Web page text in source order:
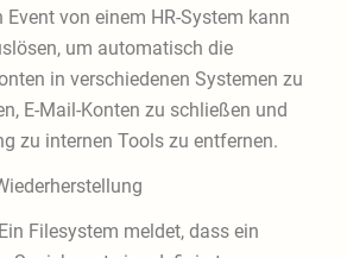
Event von einem HR-System kann
um automatisch die
in verschiedenen Systemen zu
E-Mail-Konten zu schließen und
zu internen Tools zu entfernen.
Filesystem meldet, dass ein